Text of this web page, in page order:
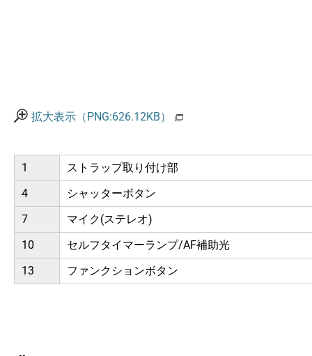
拡大表示（PNG:626.12KB）
1
ストラップ取り付け部
4
シャッターボタン
7
マイク(ステレオ)
10
セルフタイマーランプ/AF補助光
13
ファンクションボタン